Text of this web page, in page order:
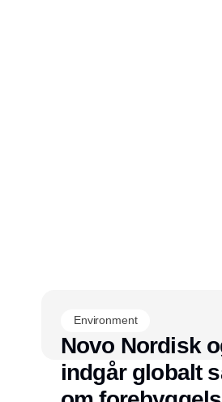
Environment
Novo Nordisk
indgår globalt